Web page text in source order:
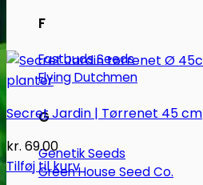
F
Fastbuds Seeds
Flying Dutchmen
G
Genetik Seeds
Green House Seed Co.
Secret Jardin | Tørrenet 45 cm
kr. 69.00
Tilføj til kurv